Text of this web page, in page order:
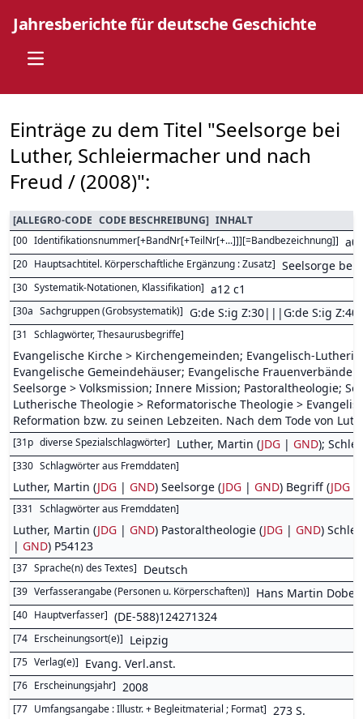
Jahresberichte für deutsche Geschichte
Open main menu
Einträge zu dem Titel "Seelsorge bei
Luther, Schleiermacher und nach
Freud / (2008)":
[ALLEGRO-CODE CODE BESCHREIBUNG] INHALT
[00 Identifikationsnummer[+BandNr[+TeilNr[+...]]][=Bandbezeichnung]]
[20 Hauptsachtitel. Körperschaftliche Ergänzung : Zusatz] Seelsorge bei
[30 Systematik-Notationen, Klassifikation] a12 c1
[30a Sachgruppen (Grobsystematik)] G:de S:ig Z:30|||G:de S:ig
[31 Schlagwörter, Thesaurusbegriffe]
Evangelische Kirche > Kirchengemeinden; Evangelisch-
Evangelische Gemeindehäuser; Evangelische Frauenverbände
Seelsorge > Volksmission; Innere Mission; Pastoraltheologie;
Lutherische Theologie > Reformatorische Theologie >
Reformation bzw. zu seinen Lebzeiten. Nach dem Tode von
[31p diverse Spezialschlagwörter] Luther, Martin (JDG | GND);
[330 Schlagwörter aus Fremddaten]
Luther, Martin (JDG | GND) Seelsorge (JDG | GND) Begriff (JDG
[331 Schlagwörter aus Fremddaten]
Luther, Martin (JDG | GND) Pastoraltheologie (JDG | GND)
| GND) P54123
[37 Sprache(n) des Textes] Deutsch
[39 Verfasserangabe (Personen u. Körperschaften)] Hans Martin Dober
[40 Hauptverfasser] (DE-588)124271324
[74 Erscheinungsort(e)] Leipzig
[75 Verlag(e)] Evang. Verl.anst.
[76 Erscheinungsjahr] 2008
[77 Umfangsangabe : Illustr. + Begleitmaterial ; Format] 273 S.